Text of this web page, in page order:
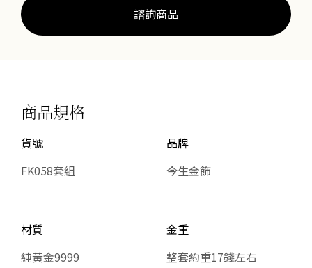
諮詢商品
商品規格
貨號
FK058套組
品牌
今生金飾
材質
純黃金9999
金重
整套約重17錢左右